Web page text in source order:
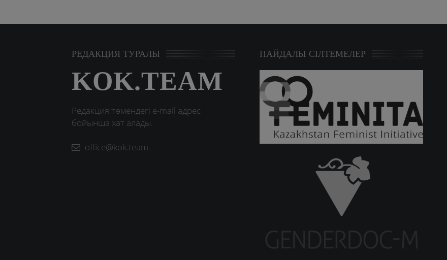
РЕДАКЦИЯ ТУРАЛЫ
KOK.TEAM
Редакция төмендегі e-mail адрес
бойынша хат алады.
office@kok.team
ПАЙДАЛЫ СІЛТЕМЕЛЕР